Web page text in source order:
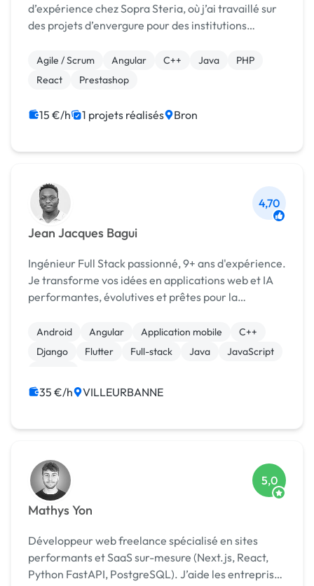
d’expérience chez Sopra Steria, où j’ai travaillé sur
des projets d’envergure pour des institutions
Agile / Scrum Angular C++ Java
PHP
React
Prestashop
15 €/h 1 projets réalisés Bron
Jean Jacques Bagui
4,70
Ingénieur Full Stack passionné, 9+ ans d'expérience.
Je transforme vos idées en applications web et IA
performantes, évolutives et prêtes pour la
Android Angular Application mobile
C++
Django
Flutter Full-stack Java
JavaScript
35 €/h VILLEURBANNE
Mathys Yon
5,0
Développeur web freelance spécialisé en sites
performants et SaaS sur-mesure (Next.js, React,
Python FastAPI, PostgreSQL). J’aide les entreprises